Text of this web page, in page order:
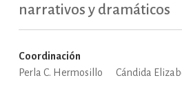
narrativos y dramáticos
Coordinación
Perla C. Hermosillo
Cándida